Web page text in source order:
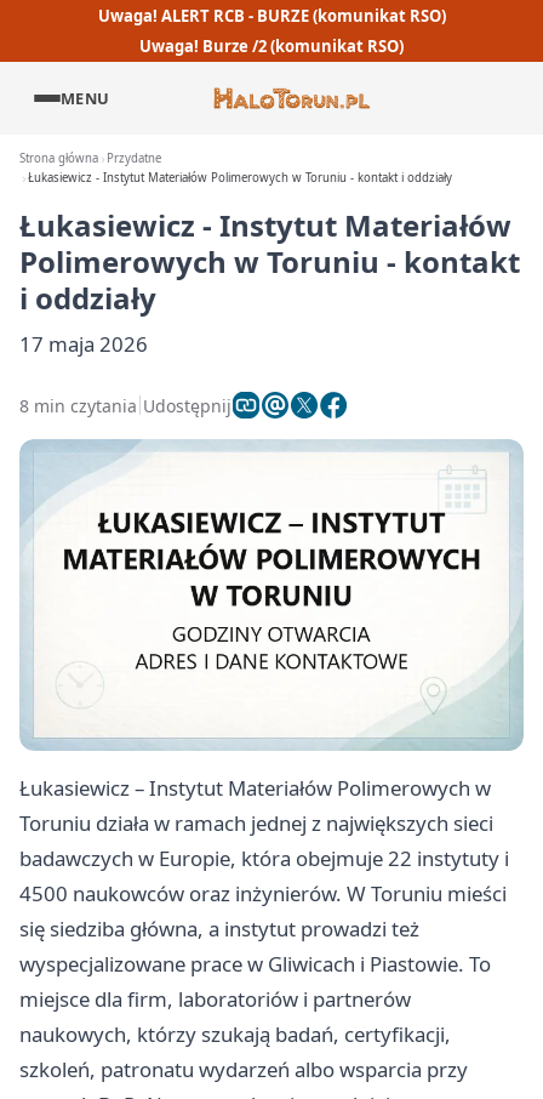
Uwaga! ALERT RCB - BURZE (komunikat RSO)
Uwaga! Burze /2 (komunikat RSO)
MENU
Strona główna
Przydatne
Łukasiewicz - Instytut Materiałów Polimerowych w Toruniu - kontakt i oddziały
Łukasiewicz - Instytut Materiałów
Polimerowych w Toruniu - kontakt
i oddziały
17 maja 2026
8 min czytania Udostępnij
Łukasiewicz – Instytut Materiałów Polimerowych w
Toruniu działa w ramach jednej z największych sieci
badawczych w Europie, która obejmuje 22 instytuty i
4500 naukowców oraz inżynierów. W Toruniu mieści
się siedziba główna, a instytut prowadzi też
wyspecjalizowane prace w Gliwicach i Piastowie. To
miejsce dla firm, laboratoriów i partnerów
naukowych, którzy szukają badań, certyfikacji,
szkoleń, patronatu wydarzeń albo wsparcia przy